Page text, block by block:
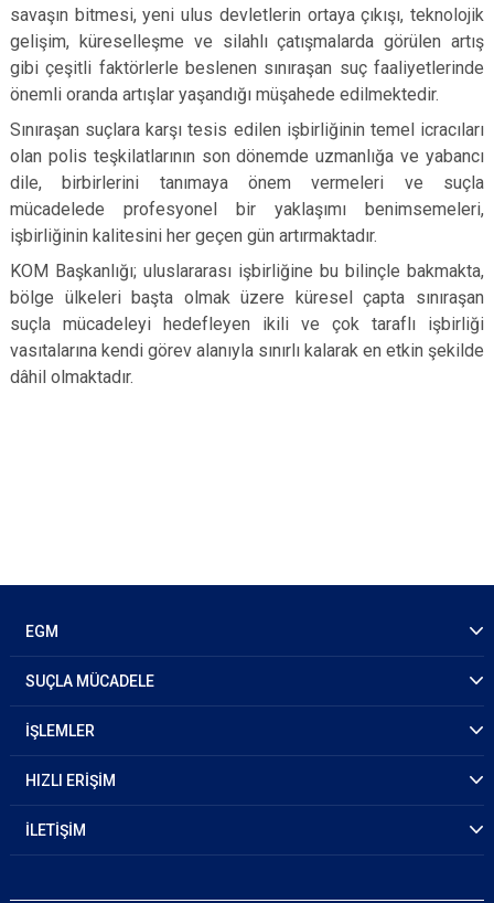
savaşın bitmesi, yeni ulus devletlerin ortaya çıkışı, teknolojik
gelişim, küreselleşme ve silahlı çatışmalarda görülen artış
gibi çeşitli faktörlerle beslenen sınıraşan suç faaliyetlerinde
önemli oranda artışlar yaşandığı müşahede edilmektedir.
Sınıraşan suçlara karşı tesis edilen işbirliğinin temel icracıları
olan polis teşkilatlarının son dönemde uzmanlığa ve yabancı
dile, birbirlerini tanımaya önem vermeleri ve suçla
mücadelede profesyonel bir yaklaşımı benimsemeleri,
işbirliğinin kalitesini her geçen gün artırmaktadır.
KOM Başkanlığı; uluslararası işbirliğine bu bilinçle bakmakta,
bölge ülkeleri başta olmak üzere küresel çapta sınıraşan
suçla mücadeleyi hedefleyen ikili ve çok taraflı işbirliği
vasıtalarına kendi görev alanıyla sınırlı kalarak en etkin şekilde
dâhil olmaktadır.
EGM
SUÇLA MÜCADELE
İŞLEMLER
HIZLI ERİŞİM
İLETİŞİM